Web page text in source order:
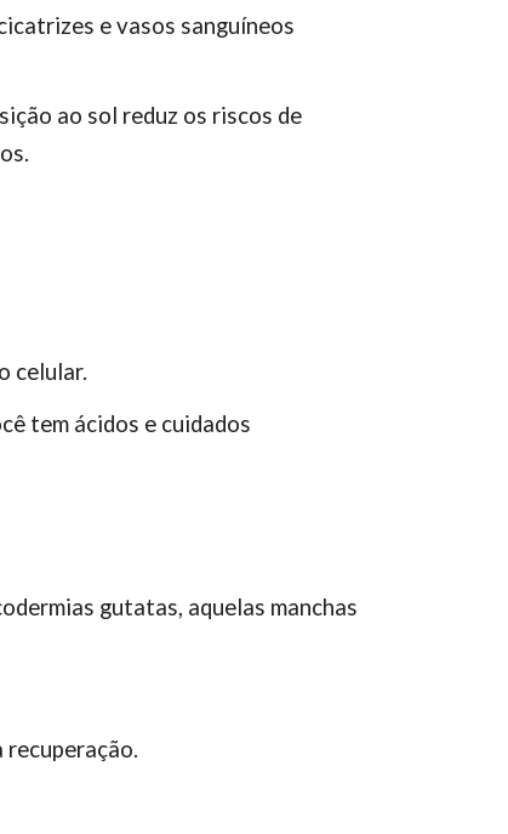
e vasos sanguíneos
ao sol reduz os riscos de
celular.
tem ácidos e cuidados
gutatas, aquelas manchas
recuperação.